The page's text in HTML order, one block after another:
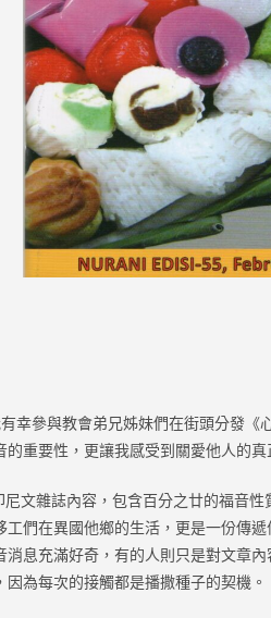
幸參與教會弟兄姊妹們在街頭分發
的重要性，更讓我感受到關愛他人的真
文雜誌內容，包含百分之廿的福音
工們在異國他鄉的生活，更是一份傳
消息充滿好奇，有的人則只是對文章
為每次的接觸都是播撒種子的契機。